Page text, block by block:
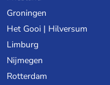
Groningen
Het Gooi | Hilversum
Limburg
Nijmegen
Rotterdam